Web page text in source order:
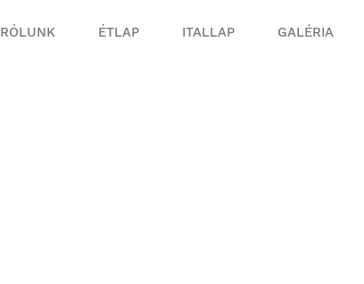
RÓLUNK ÉTLAP ITALLAP GALÉRIA